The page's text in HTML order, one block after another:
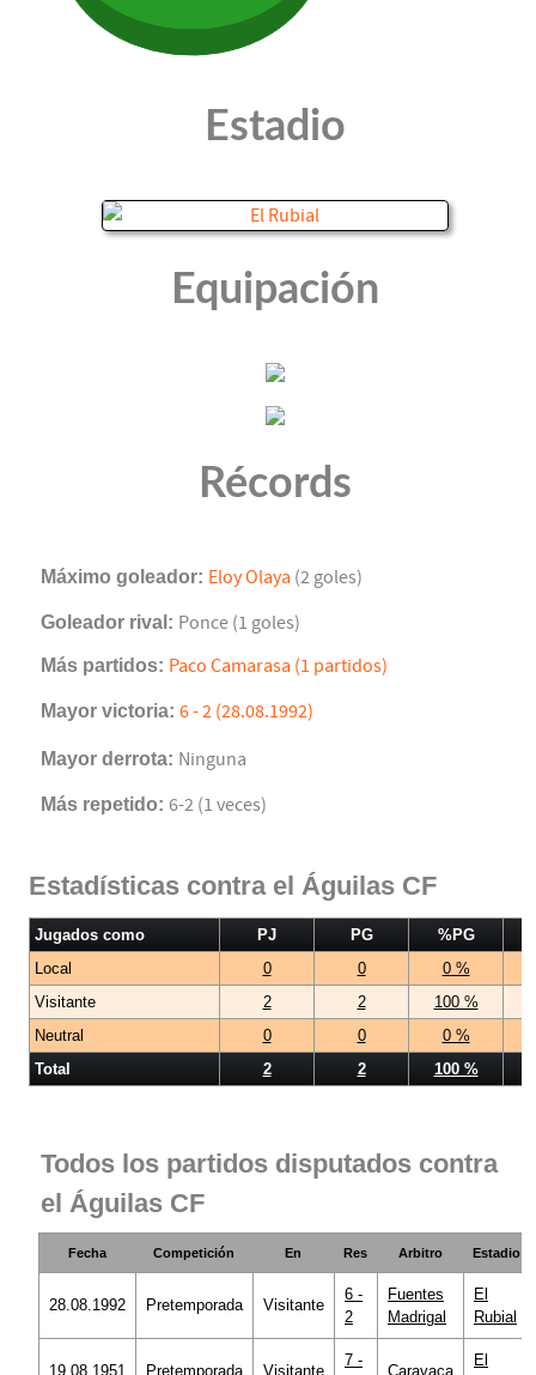
Estadio
Equipación
Récords
Máximo goleador: Eloy Olaya (2 goles)
Goleador rival: Ponce (1 goles)
Más partidos: Paco Camarasa (1 partidos)
Mayor victoria: 6 - 2 (28.08.1992)
Mayor derrota: Ninguna
Más repetido: 6-2 (1 veces)
Estadísticas contra el Águilas CF
Jugados como PJ PG
%PG
Local
0 0
0 %
Visitante
2 2
100 %
Neutral
0 0
0 %
Total
2 2 100 %
Todos los partidos disputados contra
el Águilas CF
Fecha Competición En Res Arbitro Estadio
28.08.1992 Pretemporada Visitante
6 -
2
Fuentes
Madrigal
El
Rubial
19.08.1951 Pretemporada Visitante
7 -
Caravaca
El